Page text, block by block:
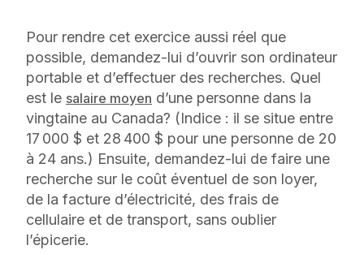
Pour rendre cet exercice aussi réel que
possible, demandez-lui d’ouvrir son ordinateur
portable et d’effectuer des recherches. Quel
est le salaire moyen d’une personne dans la
vingtaine au Canada? (Indice : il se situe entre
17 000 $ et 28 400 $ pour une personne de 20
à 24 ans.) Ensuite, demandez-lui de faire une
recherche sur le coût éventuel de son loyer,
de la facture d’électricité, des frais de
cellulaire et de transport, sans oublier
l’épicerie.